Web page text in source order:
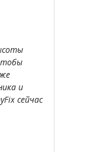
и
сейчас